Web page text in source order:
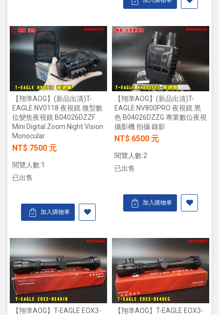
【翔準AOG】(新品出清)T-
EAGLE NV0118 夜視鏡 微型數
位變焦夜視鏡 B04026DZZF
Mini Digital Zoom Night Vision
Monocular
NT$ 7500 元
閱覽人數:1
已出售
加入購物車
【翔準AOG】(新品出清)T-
EAGLE NV800PRO 夜視鏡 黑
色 B04026DZZG 專業數位夜視
攝影機 拍攝 錄影
NT$ 6500 元
閱覽人數:2
已出售
加入購物車
【翔準AOG】T-EAGLE EOX3-
【翔準AOG】T-EAGLE EOX3-